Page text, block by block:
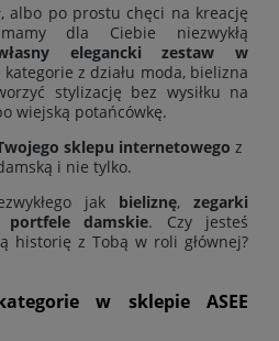
albo po prostu chęci na kreację
dla Ciebie niezwykłą
elegancki zestaw w
kategorie z działu moda, bielizna
stylizację bez wysiłku na
wiejską potańcówkę.
sklepu internetowego z
i nie tylko.
jak bieliznę,zegarki
portfele damskie. Czy jesteś
historię z Tobą w roli głównej?
w sklepie ASEE